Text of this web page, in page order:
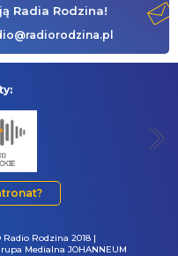
Radia Rodzina!
Radio Rodzina 2018 |
Medialna JOHANNEUM